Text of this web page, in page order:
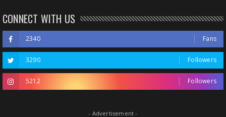
CONNECT WITH US
2340 Fans
3290 Followers
5212 Followers
- Advertisement -